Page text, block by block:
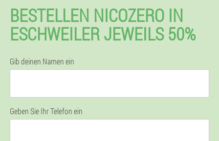
BESTELLEN NICOZERO IN
ESCHWEILER JEWEILS 50%
Gib deinen Namen ein
Geben Sie Ihr Telefon ein